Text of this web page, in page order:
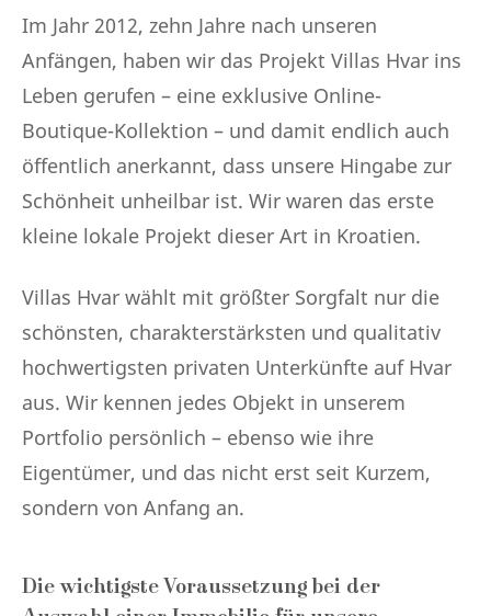
Im Jahr 2012, zehn Jahre nach unseren
Anfängen, haben wir das Projekt Villas Hvar ins
Leben gerufen – eine exklusive Online-
Boutique-Kollektion – und damit endlich auch
öffentlich anerkannt, dass unsere Hingabe zur
Schönheit unheilbar ist. Wir waren das erste
kleine lokale Projekt dieser Art in Kroatien.
Villas Hvar wählt mit größter Sorgfalt nur die
schönsten, charakterstärksten und qualitativ
hochwertigsten privaten Unterkünfte auf Hvar
aus. Wir kennen jedes Objekt in unserem
Portfolio persönlich – ebenso wie ihre
Eigentümer, und das nicht erst seit Kurzem,
sondern von Anfang an.
Die wichtigste Voraussetzung bei der